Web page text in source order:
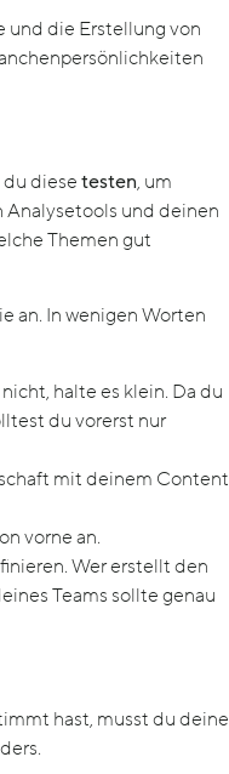
und die Erstellung von
diesetesten, um
und deinen
Themen gut
an. In wenigen Worten
halte es klein. Da du
du vorerst nur
mit deinem Content
vorne an.
Wer erstellt den
Teams sollte genau
hast, musst du deine